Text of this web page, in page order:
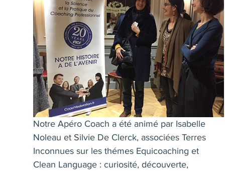
Notre Apéro Coach a été animé par Isabelle
Noleau et Silvie De Clerck, associées Terres
Inconnues sur les thémes Equicoaching et
Clean Language : curiosité, découverte,